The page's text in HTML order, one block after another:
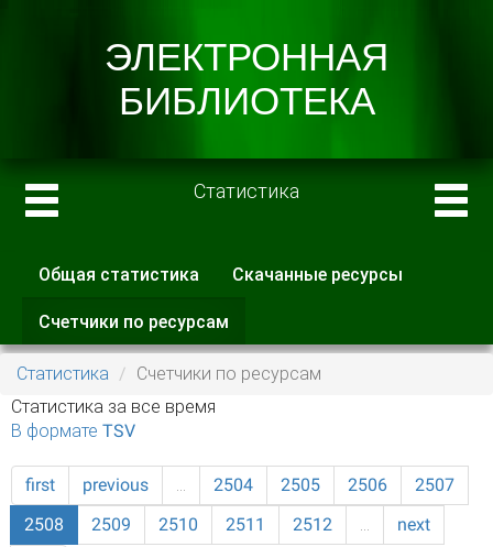
Статистика
Главные вкладки
Общая статистика Скачанные ресурсы
Счетчики по ресурсам
вкладка)
Статистика
Счетчики по ресурсам
Статистика за все время
В формате TSV
first previous … 2504 2505 2506
2507
2508
2509 2510 2511 2512 …
next